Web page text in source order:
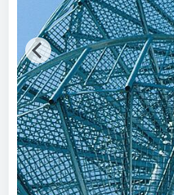
Gebäude-Bauteile
Bitte auswählen
Untergründe, Lage
Bitte auswählen
Werkstoff
Bitte auswählen